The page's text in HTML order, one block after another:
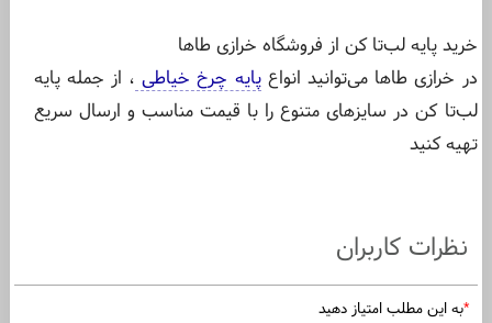
خرید پایه لب‌تا کن از فروشگاه خرازی طاها
در خرازی طاها می‌توانید انواعپایه چرخ خیاطی ، از جمله پایه
لب‌تا کن در سایزهای متنوع را با قیمت مناسب و ارسال سریع
تهیه کنید
نظرات کاربران
*به این مطلب امتیاز دهید